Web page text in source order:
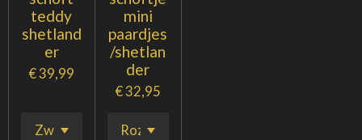
teddy
shetland
er
€ 39,99
mini
paardjes
/shetlan
der
€ 32,95